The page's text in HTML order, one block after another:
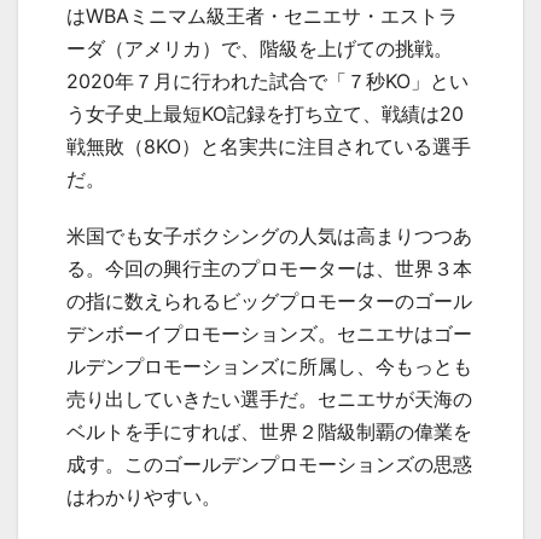
はWBA ミニマム級王者・セニエサ・エストラ
ーダ（アメリカ）で、階級を上げての挑戦。
2020年７月に行われた試合で「７秒KO 」とい
う女子史上最短KO記録を打ち立て、戦績は20
戦無敗（8KO）と名実共に注目されている選手
だ。
米国でも女子ボクシングの人気は高まりつつあ
る。今回の興行主のプロモーターは、世界３本
の指に数えられるビッグプロモーターのゴール
デンボーイプロモーションズ。セニエサはゴー
ルデンプロモーションズに所属し、今もっとも
売り出していきたい選手だ。セニエサが天海の
ベルトを手にすれば、世界２階級制覇の偉業を
成す。このゴールデンプロモーションズの思惑
はわかりやすい。